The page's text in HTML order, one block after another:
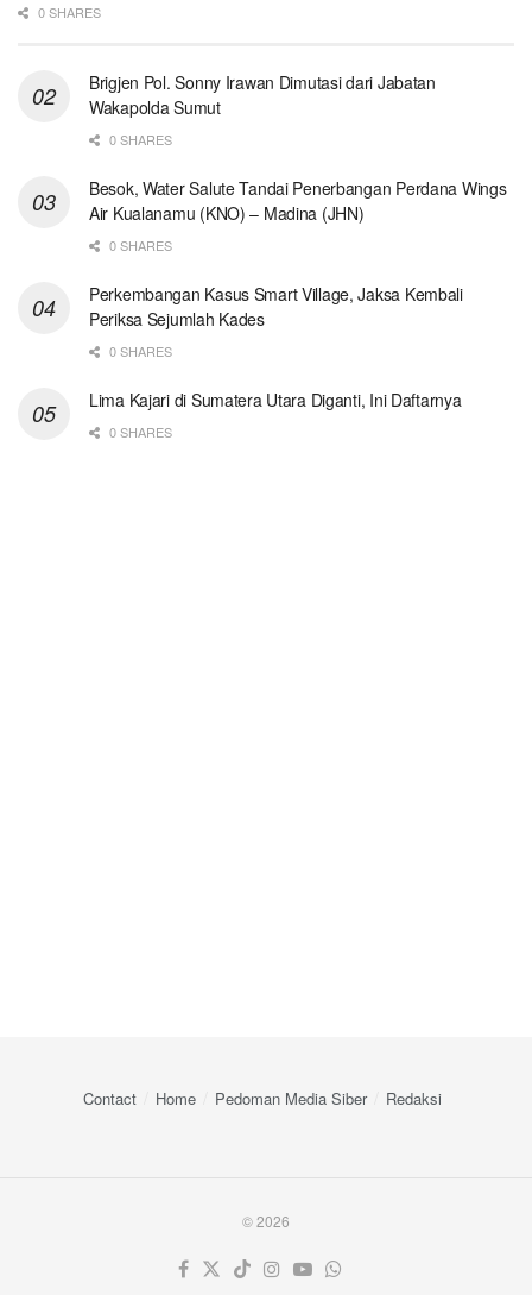
0 SHARES
Brigjen Pol. Sonny Irawan Dimutasi dari Jabatan
Wakapolda Sumut
0 SHARES
Besok, Water Salute Tandai Penerbangan Perdana Wings
Air Kualanamu (KNO) – Madina (JHN)
0 SHARES
Perkembangan Kasus Smart Village, Jaksa Kembali
Periksa Sejumlah Kades
0 SHARES
Lima Kajari di Sumatera Utara Diganti, Ini Daftarnya
0 SHARES
Contact Home Pedoman Media Siber Redaksi
© 2026